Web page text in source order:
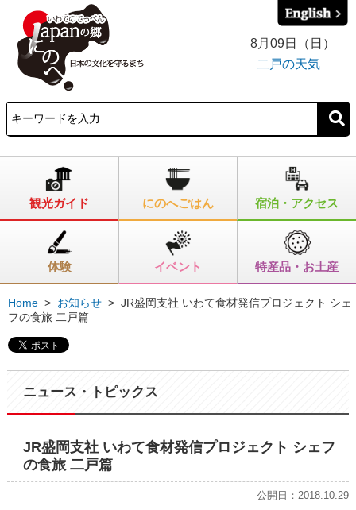
8月09日（日）
二戸の天気
観光ガイド にのへごはん 宿泊・アクセス
体験 イベント 特産品・お土産
Home > お知らせ > JR盛岡支社 いわて食材発信プロジェクト シェ
フの食旅 二戸篇
ニュース・トピックス
JR盛岡支社 いわて食材発信プロジェクト シェフ
の食旅 二戸篇
公開日：2018.10.29